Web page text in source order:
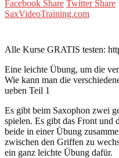
Facebook Share Twitter Share
SaxVideoTraining.com
Alle Kurse GRATIS testen:
Eine leichte Übung, um die
Wie kann man die
ueben Teil 1
Es gibt beim Saxophon zwei
spielen. Es gibt das Front und
beide in einer Übung
zwischen den Griffen zu
ein ganz leichte Übung dafür.